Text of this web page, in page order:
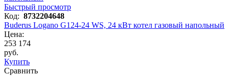
Быстрый просмотр
Код: 8732204648
Buderus Logano G124-24 WS, 24 кВт котел газовый напольный
Цена:
253 174
руб.
Купить
Сравнить